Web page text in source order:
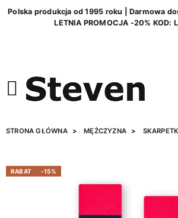
Polska produkcja od 1995 roku | Darmowa
LETNIA PROMOCJA -20% KOD:
STRONA GŁÓWNA MĘŻCZYZNA
RABAT -15%